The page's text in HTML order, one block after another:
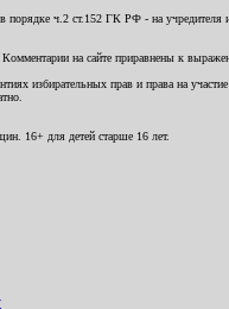
ч.2 ст.152 ГК РФ - на учредителя и
на сайте приравнены к
избирательных прав и права на
16+ для детей старше 16 лет.